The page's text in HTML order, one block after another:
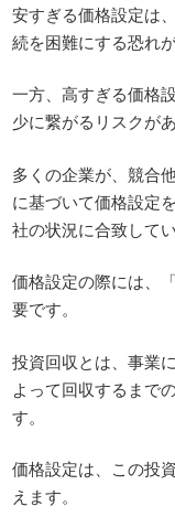
安すぎる価格設定は
続を困難にする恐れ
一方、高すぎる価格
少に繋がるリスクがあ
多くの企業が、競合
に基づいて価格設定
社の状況に合致して
価格設定の際には、
要です。
投資回収とは、事業
よって回収するまで
す。
価格設定は、この投
えます。